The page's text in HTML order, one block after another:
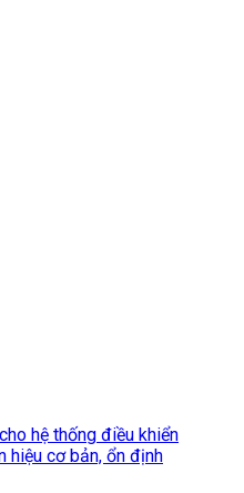
hệ thống điều khiển
hiệu cơ bản, ổn định